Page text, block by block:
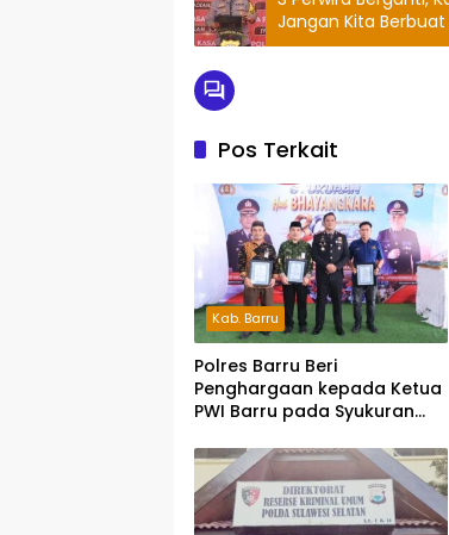
Jangan Kita
Pos Terkait
Kab. Barru
Polres Barru Beri
Penghargaan kepada Ketua
PWI Barru pada Syukuran